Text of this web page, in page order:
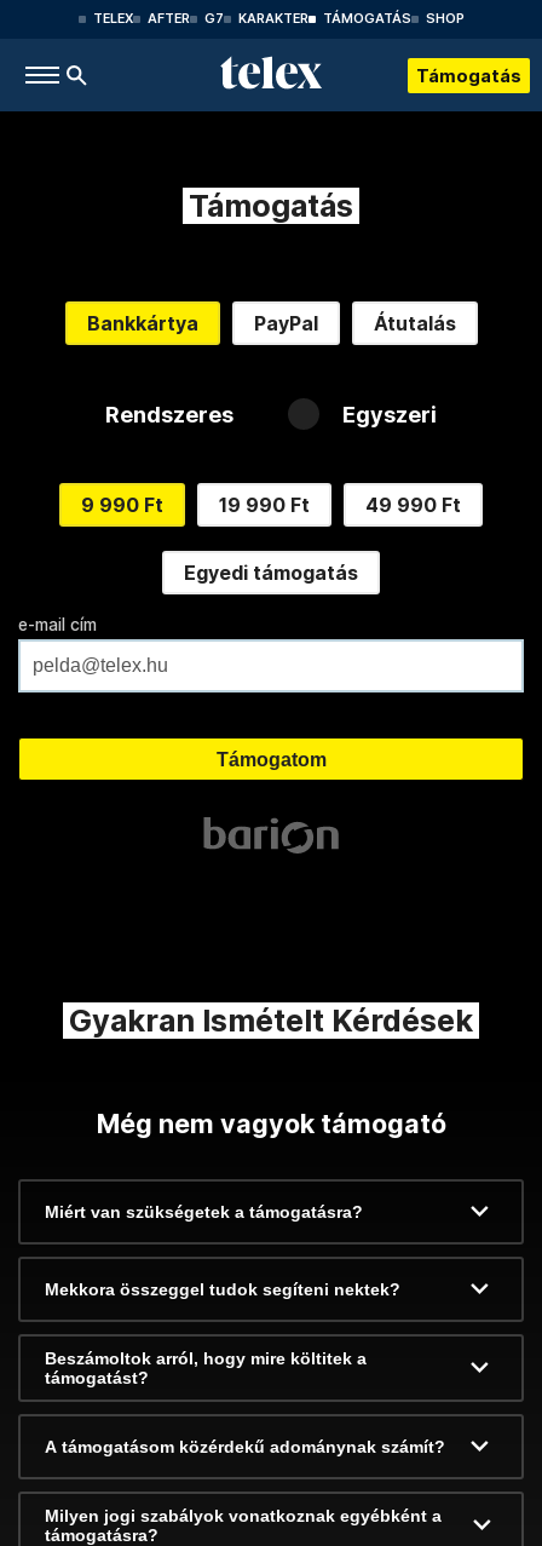
TELEX AFTER G7 KARAKTER TÁMOGATÁS SHOP
Támogatás
Támogatás
Bankkártya PayPal Átutalás
Rendszeres Egyszeri
9 990 Ft 19 990 Ft 49 990 Ft
Egyedi támogatás
e-mail cím
Gyakran Ismételt Kérdések
Még nem vagyok támogató
Miért van szükségetek a támogatásra?
Mekkora összeggel tudok segíteni nektek?
Beszámoltok arról, hogy mire költitek a
támogatást?
A támogatásom közérdekű adománynak számít?
Milyen jogi szabályok vonatkoznak egyébként a
támogatásra?